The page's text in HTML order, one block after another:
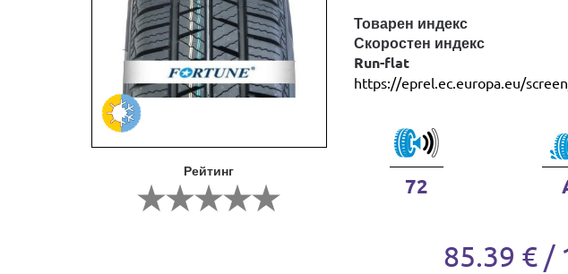
Рейтинг
Товарен индекс
Скоростен индекс
Run-flat
https://eprel.ec.europa.eu/
72
85.39 € /